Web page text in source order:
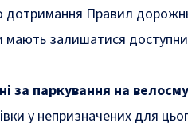
дотримання Правил
мають залишатися
за паркування на
у непризначених для